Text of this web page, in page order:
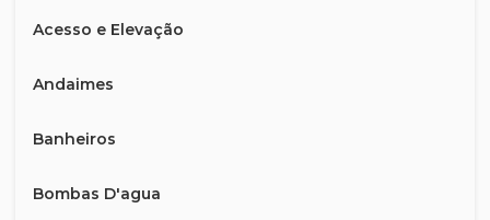
Acesso e Elevação
Andaimes
Banheiros
Bombas D'agua